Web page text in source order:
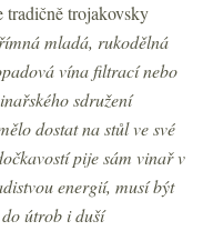
tradičně trojakovsky
mladá, rukodělná
vína filtrací nebo
sdružení
dostat na stůl ve své
pije sám vinař v
energií, musí být
útrob i duší